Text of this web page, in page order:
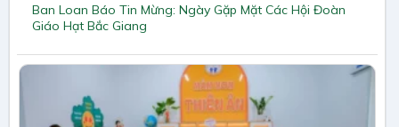
Ban Loan Báo Tin Mừng: Ngày Gặp Mặt Các Hội Đoàn
Giáo Hạt Bắc Giang